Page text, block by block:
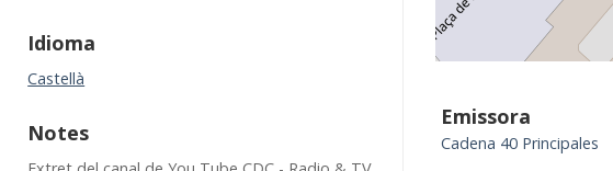
Idioma
Castellà
Notes
Emissora
Cadena 40 Principales